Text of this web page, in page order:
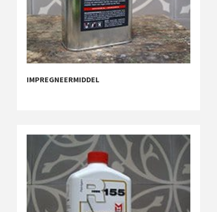
IMPREGNEERMIDDEL